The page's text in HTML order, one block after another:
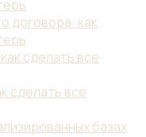
договора: как
сделать все